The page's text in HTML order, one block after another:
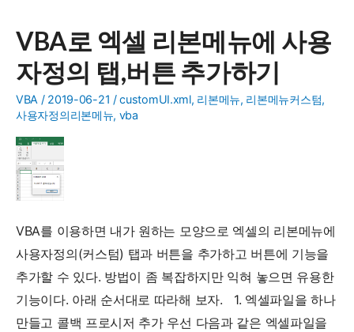
축,
칼
퇴
보
장!
엑
셀
프
로
그
램
소
개
VBA로 엑셀 리본메뉴에 사용
자정의 탭,버튼 추가하기
VBA / 2019-06-21 /customUI.xml, 리본메뉴, 리본메뉴커스텀,
사용자정의리본메뉴, vba
VBA를 이용하면 내가 원하는 모양으로 엑셀의 리본메뉴에
사용자정의(커스텀) 탭과 버튼을 추가하고 버튼에 기능을
추가할 수 있다. 방법이 좀 복잡하지만 익혀 놓으면 유용한
기능이다. 아래 순서대로 따라해 보자. 1. 엑셀파일을 하나
만들고 콜백 프로시저 추가 우선 다음과 같은 엑셀파일을